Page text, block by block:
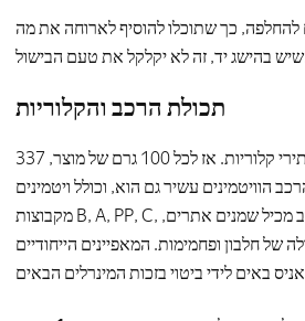
להחלפה, כך שתוכלו להוסיף לארוחה את מה
תכולת הרכב והקלוריות
כוכב אניס - תבלינים עתירי קלוריות. אז לכל 100 גרם של מוצר, 337
הוויטמינים עשיר גם הוא, וכולל ויטמינים
מקבוצות B, A, PP, C, רוטין וכולין. אניס כוכב מכיל שמנים אתרים,
של חלבון ופחמימות. המאפיינים הייחודיים